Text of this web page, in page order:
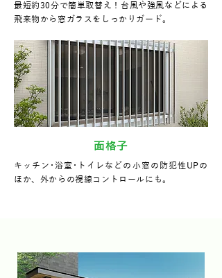
最短約30分で簡単取替え！台風や強風などによる
飛来物から窓ガラスをしっかりガード。
面格子
キッチン･浴室･トイレなどの小窓の防犯性UPの
ほか、外からの視線コントロールにも。